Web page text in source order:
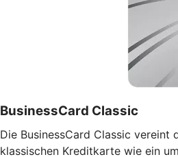
BusinessCard Classic
Die BusinessCard Classic vereint
klassischen Kreditkarte wie ein